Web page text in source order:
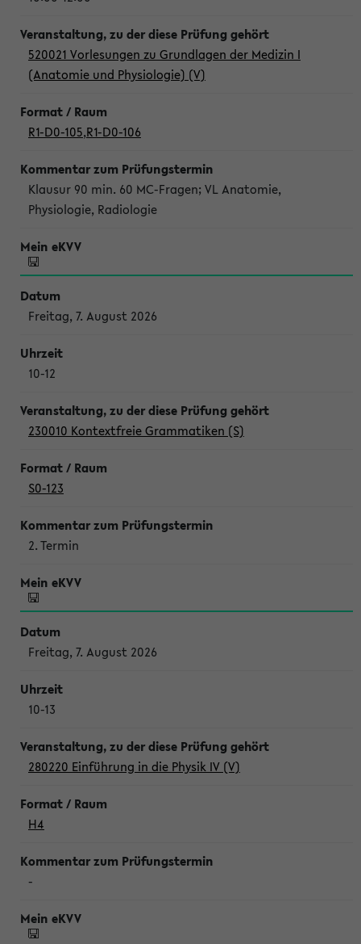
520021 Vorlesungen zu Grundlagen der Medizin I
(Anatomie und Physiologie) (V)
R1-D0-105,R1-D0-106
Klausur 90 min. 60 MC-Fragen; VL Anatomie,
Physiologie, Radiologie
Freitag, 7. August 2026
10-12
230010 Kontextfreie Grammatiken (S)
S0-123
2. Termin
Freitag, 7. August 2026
10-13
280220 Einführung in die Physik IV (V)
H4
-